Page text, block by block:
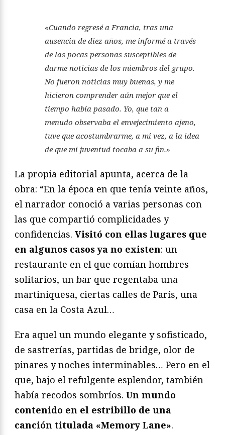
«Cuando regresé a Francia, tras una
ausencia de diez años, me informé a través
de las pocas personas susceptibles de
darme noticias de los miembros del grupo.
No fueron noticias muy buenas, y me
hicieron comprender aún mejor que el
tiempo había pasado. Yo, que tan a
menudo observaba el envejecimiento ajeno,
tuve que acostumbrarme, a mi vez, a la idea
de que mi juventud tocaba a su fin.»
La propia editorial apunta, acerca de la
obra: “En la época en que tenía veinte años,
el narrador conoció a varias personas con
las que compartió complicidades y
confidencias. Visitó con ellas lugares que
en algunos casos ya no existen: un
restaurante en el que comían hombres
solitarios, un bar que regentaba una
martiniquesa, ciertas calles de París, una
casa en la Costa Azul…
Era aquel un mundo elegante y sofisticado,
de sastrerías, partidas de bridge, olor de
pinares y noches interminables… Pero en el
que, bajo el refulgente esplendor, también
había recodos sombríos. Un mundo
contenido en el estribillo de una
canción titulada «Memory Lane».